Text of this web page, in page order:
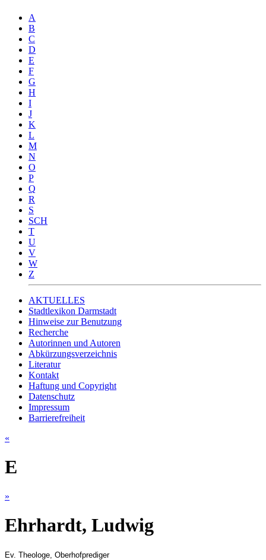
A
B
C
D
E
F
G
H
I
J
K
L
M
N
O
P
Q
R
S
SCH
T
U
V
W
Z
AKTUELLES
Stadtlexikon Darmstadt
Hinweise zur Benutzung
Recherche
Autorinnen und Autoren
Abkürzungsverzeichnis
Literatur
Kontakt
Haftung und Copyright
Datenschutz
Impressum
Barrierefreiheit
«
E
»
Ehrhardt, Ludwig
Ev. Theologe, Oberhofprediger